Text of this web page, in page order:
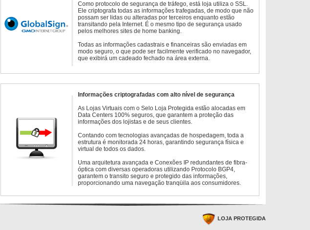
Como protocolo de segurança de tráfego, está loja utiliza o SSL.
Ele criptografa todas as informações trafegadas, de modo que não
possam ser lidas ou alteradas por terceiros enquanto estão
transitando pela Internet. É o mesmo tipo de segurança usado
pelos melhores sites de home banking.
Todas as informações cadastrais e financeiras são enviadas em
modo seguro, o que pode ser facilmente verificado no navegador,
que exibirá um cadeado fechado na área externa.
Informações criptografadas com alto nível de segurança
As Lojas Virtuais com o Selo Loja Protegida estão alocadas em
Data Centers 100% seguros, que garantem a proteção das
informações dos lojistas e de seus clientes.
Contando com tecnologias avançadas de hospedagem, toda a
estrutura é monitorada 24 horas, garantindo segurança física e
virtual de todos os dados.
Uma arquitetura avançada e Conexões IP redundantes de fibra-
óptica com diversas operadoras utilizando Protocolo BGP4,
garantem o transito seguro e protegido das informações,
proporcionando uma navegação tranqüila aos consumidores.
LOJA PROTEGIDA